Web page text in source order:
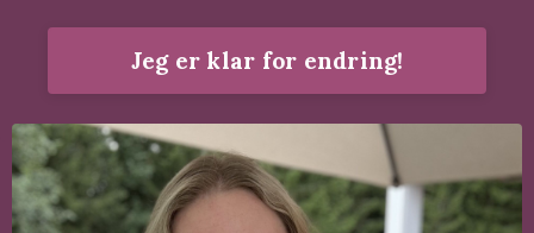
Jeg er klar for endring!